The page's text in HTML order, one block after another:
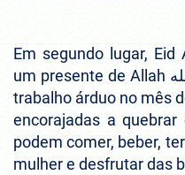
Em segundo lugar,
um presente de Allah الله para as pessoas após seu
trabalho árduo no mês
encorajadas a
podem comer, beber,
mulher e desfrutar das